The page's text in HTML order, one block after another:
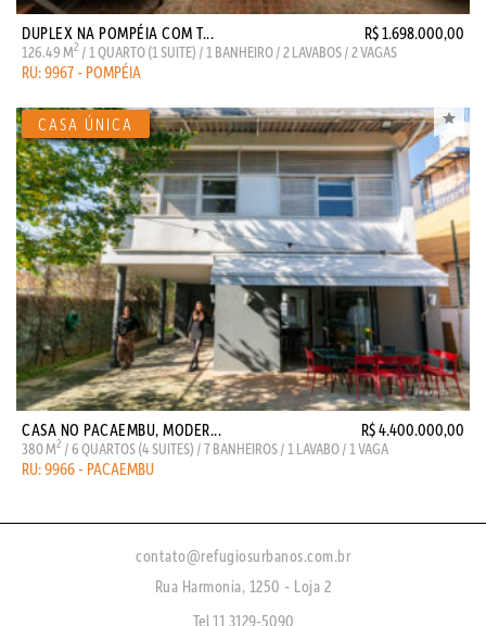
DUPLEX NA POMPÉIA COM T... R$ 1.698.000,00
126.49 M2 / 1 QUARTO (1 SUITE) / 1 BANHEIRO / 2 LAVABOS / 2 VAGAS
RU: 9967 - POMPÉIA
CASA NO PACAEMBU, MODER... R$ 4.400.000,00
380 M2 / 6 QUARTOS (4 SUITES) / 7 BANHEIROS / 1 LAVABO / 1 VAGA
RU: 9966 - PACAEMBU
contato@refugiosurbanos.com.br
Rua Harmonia, 1250 - Loja 2
Tel 11 3129-5090